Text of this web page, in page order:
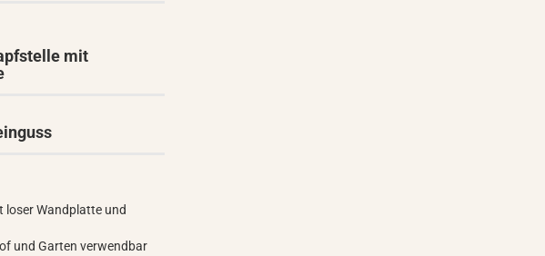
mit
loser Wandplatte und
und Garten verwendbar